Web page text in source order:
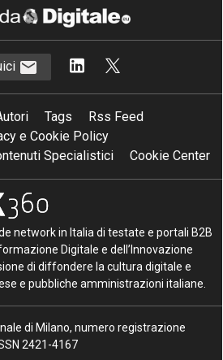
Tags
Rss Feed
e Cookie Policy
Specialistici
Cookie Center
network in Italia di testate e portali B2B
Digitale e dell’Innovazione
di diffondere la cultura digitale e
e pubbliche amministrazioni italiane.
di Milano, numero registrazione
2421-4167